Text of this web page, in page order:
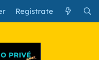
Regístrate